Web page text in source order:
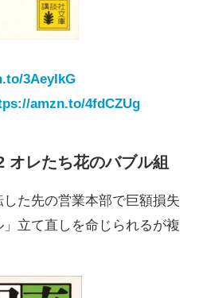
3AeyIkG
amzn.to/4fdCZUg
オレたち花のバブル組
た先の営業本部で巨額損失
立て直しを命じられるが複